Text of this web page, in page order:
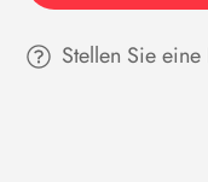
Stellen Sie eine